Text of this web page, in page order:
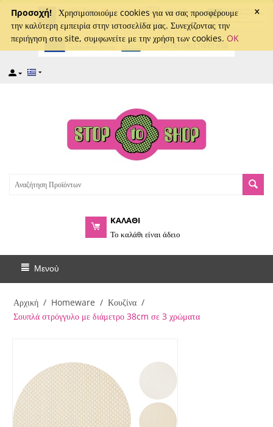
×
Προσοχή! Χρησιμοποιούμε cookies για να σας προσφέρουμε
την καλύτερη εμπειρία στην ιστοσελίδα μας. Συνεχίζοντας την
περιήγηση στο site, συμφωνείτε με την χρήση των cookies. OK
captcha
ΚΑΛΑΘΙ
Το καλάθι είναι άδειο
Μενού
Αρχική / Homeware / Κουζίνα /
Σουπλά στρόγγυλο με διάμετρο 38cm σε 3 χρώματα